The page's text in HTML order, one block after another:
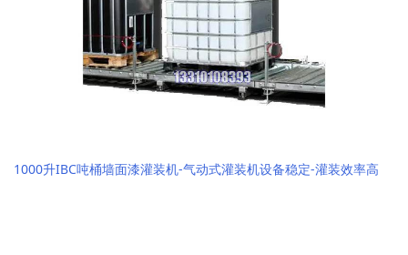
1000升IBC吨桶墙面漆灌装机-气动式灌装机设备稳定-灌装效率高